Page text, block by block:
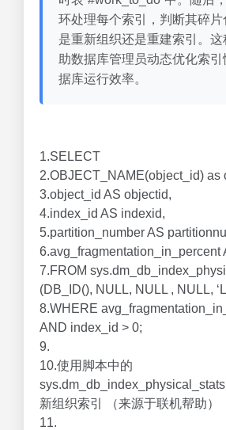
环处理每个索引，判断其碎
是重新组织还是重建索引。
助数据库管理员动态优化索
据库运行效率。
1.SELECT
2.OBJECT_NAME(object_id) as
3.object_id AS objectid,
4.index_id AS indexid,
5.partition_number AS
6.avg_fragmentation_in_percent
7.FROM
(DB_ID(), NULL, NULL , NULL,
8.WHERE
AND index_id > 0;
9.
10.使用脚本中的
新组织索引 （来源于联机帮助）
11.